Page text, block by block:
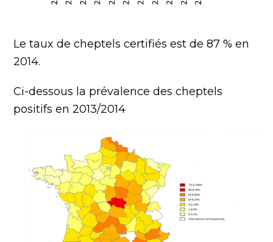
Le taux de cheptels certifiés est de 87 % en
2014.
Ci-dessous la prévalence des cheptels
positifs en 2013/2014